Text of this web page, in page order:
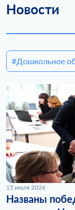
Новости
#Дошкольное
15 июля 2026
Названы